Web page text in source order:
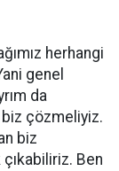
herhangi
genel
da
biz çözmeliyiz.
biz
Ben